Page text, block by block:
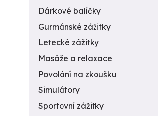
Dárkové balíčky
Gurmánské zážitky
Letecké zážitky
Masáže a relaxace
Povolání na zkoušku
Simulátory
Sportovní zážitky